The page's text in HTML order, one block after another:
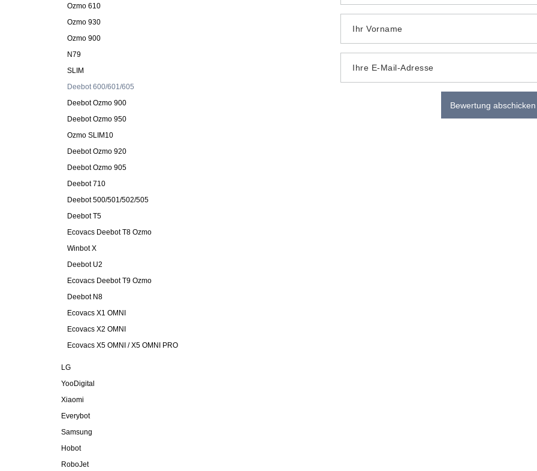
Ozmo 610
Ozmo 930
Ozmo 900
N79
SLIM
Deebot 600/601/605
Deebot Ozmo 900
Deebot Ozmo 950
Ozmo SLIM10
Deebot Ozmo 920
Deebot Ozmo 905
Deebot 710
Deebot 500/501/502/505
Deebot T5
Ecovacs Deebot T8 Ozmo
Winbot X
Deebot U2
Ecovacs Deebot T9 Ozmo
Deebot N8
Ecovacs X1 OMNI
Ecovacs X2 OMNI
Ecovacs X5 OMNI / X5 OMNI PRO
LG
YooDigital
Xiaomi
Everybot
Samsung
Hobot
RoboJet
Ihr Vorname
Ihre E-Mail-Adresse
Bewertung abschicken